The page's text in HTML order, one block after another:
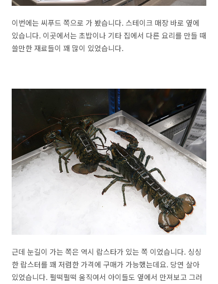
이번에는 씨푸드 쪽으로 가 봤습니다. 스테이크 매장 바로 옆에
있습니다. 이곳에서는 초밥이나 기타 집에서 다른 요리를 만들 때
쓸만한 재료들이 꽤 많이 있었습니다.
근데 눈길이 가는 쪽은 역시 랍스타가 있는 쪽 이었습니다. 싱싱
한 랍스터를 꽤 저렴한 가격에 구매가 가능했는데요. 당연 살아
있었습니다. 펄떡펄떡 움직여서 아이들도 옆에서 만져보고 그러